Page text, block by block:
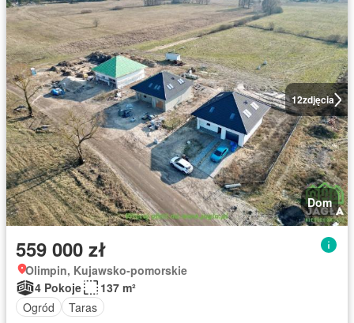
12zdjęcia
Dom
559 000 zł
Olimpin, Kujawsko-pomorskie
4 Pokoje
137 m²
Ogród
Taras